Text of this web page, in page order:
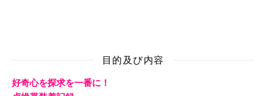
目的及び内容
好奇心を探求を一番に！